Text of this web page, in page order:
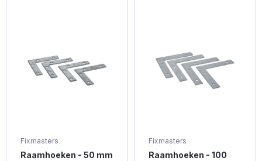
Fixmasters
Raamhoeken - 50 mm
Fixmasters
Raamhoeken - 100